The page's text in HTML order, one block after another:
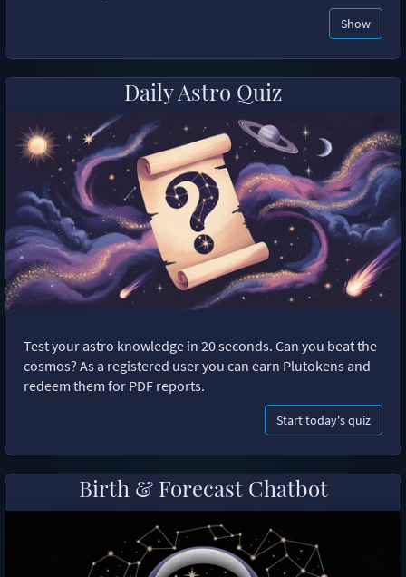
Show
Daily Astro Quiz
Test your astro knowledge in 20 seconds. Can you beat the
cosmos? As a registered user you can earn Plutokens and
redeem them for PDF reports.
Start today's quiz
Birth & Forecast Chatbot